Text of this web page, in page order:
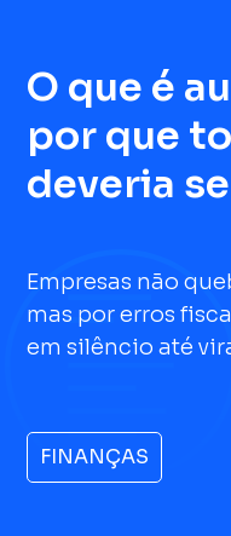
O que é
por que
deveria
Empresas não
mas por erros
em silêncio até
FINANÇAS